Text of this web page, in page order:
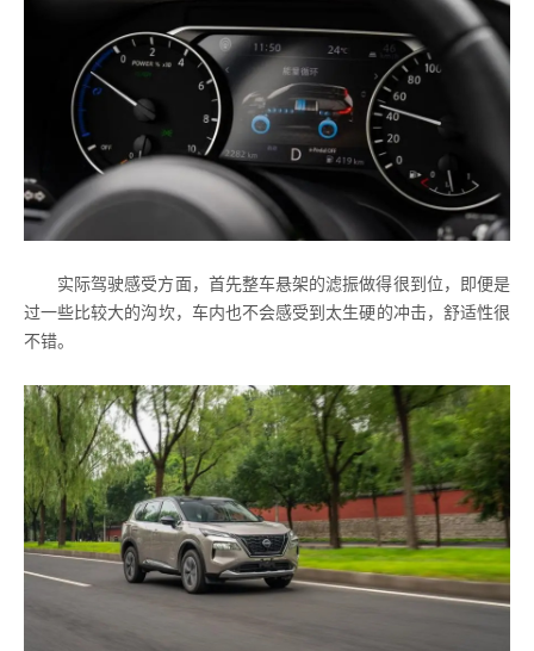
实际驾驶感受方面，首先整车悬架的滤振做得很到位，即便是
过一些比较大的沟坎，车内也不会感受到太生硬的冲击，舒适性很
不错。